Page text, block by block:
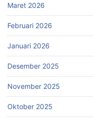
Maret 2026
Februari 2026
Januari 2026
Desember 2025
November 2025
Oktober 2025